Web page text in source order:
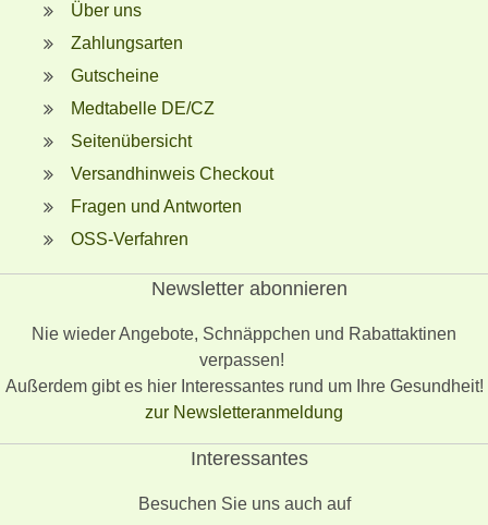
Über uns
Zahlungsarten
Gutscheine
Medtabelle DE/CZ
Seitenübersicht
Versandhinweis Checkout
Fragen und Antworten
OSS-Verfahren
Newsletter abonnieren
Nie wieder Angebote, Schnäppchen und Rabattaktinen
verpassen!
Außerdem gibt es hier Interessantes rund um Ihre Gesundheit!
zur Newsletteranmeldung
Interessantes
Besuchen Sie uns auch auf